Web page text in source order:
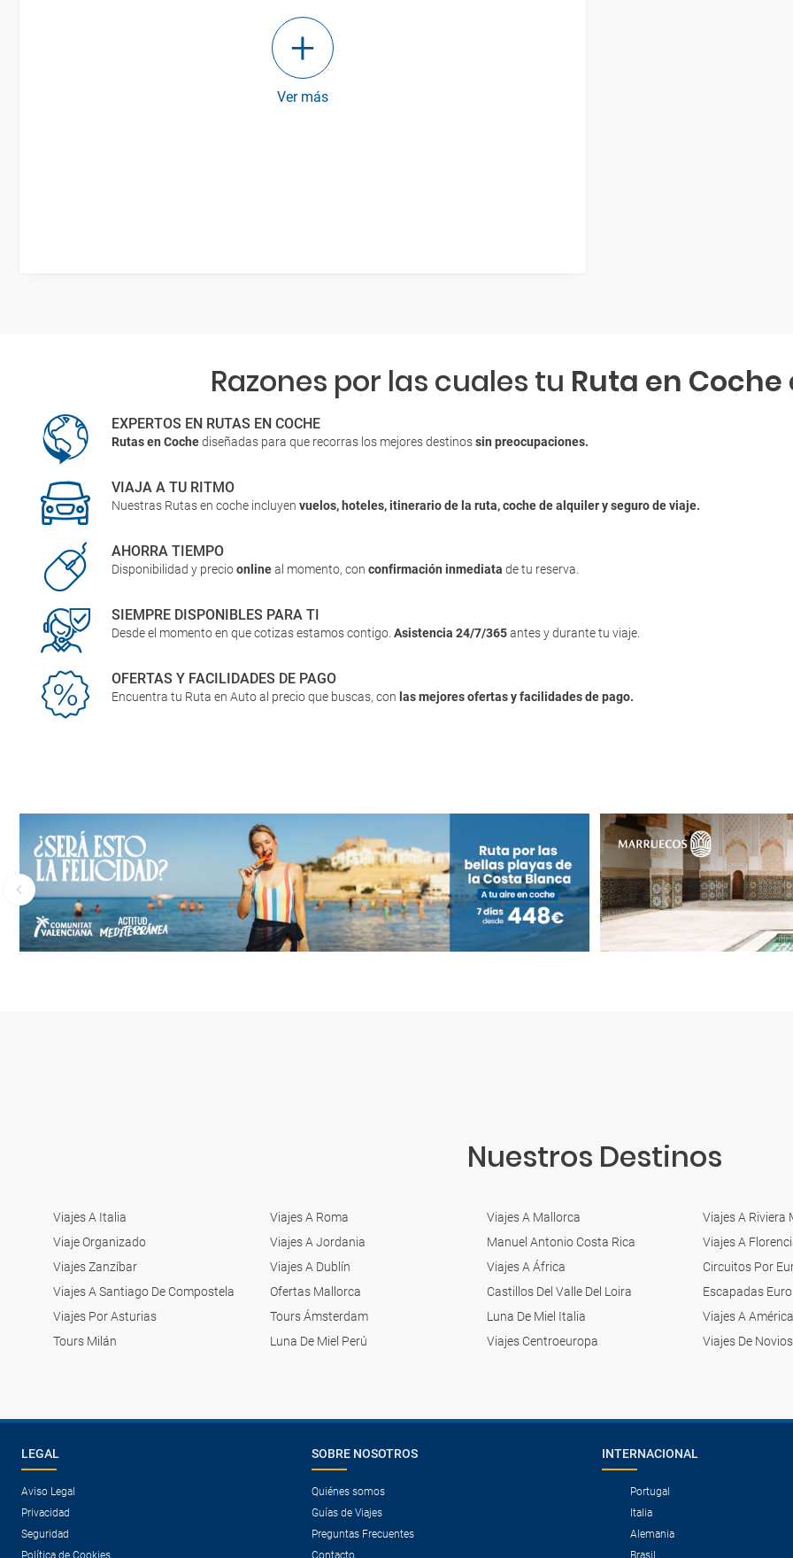
Ver más
Razones por las cuales tu Ruta en Coche
EXPERTOS EN RUTAS EN COCHE
Rutas en Cochediseñadas para que recorras los mejores destinossin preocupaciones.
VIAJA A TU RITMO
Nuestras Rutas en coche incluyenvuelos, hoteles, itinerario de la ruta, coche de alquiler y seguro de viaje.
AHORRA TIEMPO
Disponibilidad y precioonlineal momento, conconfirmación inmediatade tu reserva.
SIEMPRE DISPONIBLES PARA TI
Desde el momento en que cotizas estamos contigo.Asistencia 24/7/365antes y durante tu viaje.
OFERTAS Y FACILIDADES DE PAGO
Encuentra tu Ruta en Auto al precio que buscas, con las mejores ofertas y facilidades de pago.
Nuestros Destinos
Viajes A Italia Viajes A Roma Viajes A Mallorca
Viajes A Riviera
Viaje Organizado
Viajes A Jordania Manuel Antonio Costa Rica
Viajes A
Viajes Zanzíbar
Viajes A Dublín Viajes A África
Circuitos Por
Viajes A Santiago De Compostela
Ofertas Mallorca Castillos Del Valle Del Loira
Escapadas
Viajes Por Asturias
Tours Ámsterdam Luna De Miel Italia
Viajes A
Tours Milán
Luna De Miel Perú Viajes Centroeuropa Viajes De
LEGAL
Aviso Legal
Privacidad
Seguridad
Política de Cookies
SOBRE NOSOTROS
Quiénes somos
Guías de Viajes
Preguntas Frecuentes
Contacto
INTERNACIONAL
Portugal
Italia
Alemania
Brasil